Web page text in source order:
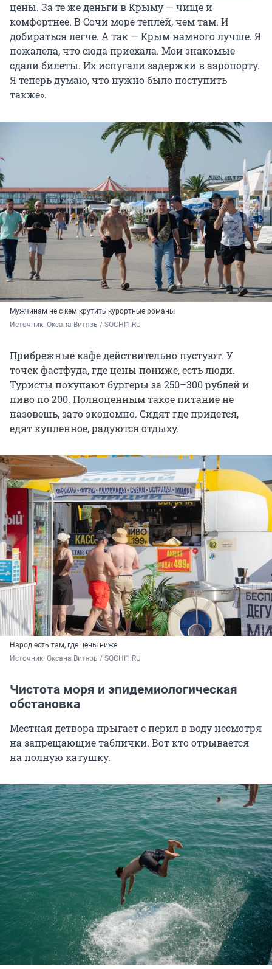
цены. За те же деньги в Крыму — чище и
комфортнее. В Сочи море теплей, чем там. И
добираться легче. А так — Крым намного лучше. Я
пожалела, что сюда приехала. Мои знакомые
сдали билеты. Их испугали задержки в аэропорту.
Я теперь думаю, что нужно было поступить
также».
Мужчинам не с кем крутить курортные романы
Источник: Оксана Витязь / SOCHI1.RU
Прибрежные кафе действительно пустуют. У
точек фастфуда, где цены пониже, есть люди.
Туристы покупают бургеры за 250–300 рублей и
пиво по 200. Полноценным такое питание не
назовешь, зато экономно. Сидят где придется,
едят купленное, радуются отдыху.
Народ есть там, где цены ниже
Источник: Оксана Витязь / SOCHI1.RU
Чистота моря и эпидемиологическая
обстановка
Местная детвора прыгает с перил в воду несмотря
на запрещающие таблички. Вот кто отрывается
на полную катушку.